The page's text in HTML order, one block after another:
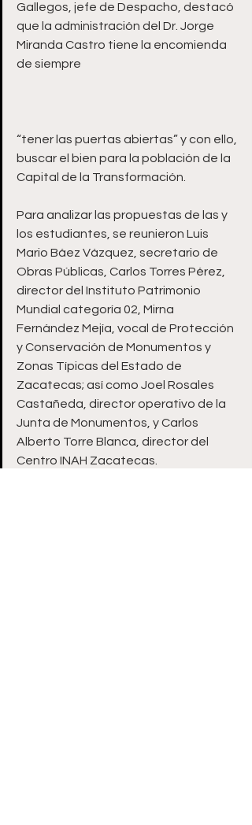
Gallegos, jefe de Despacho, destacó
que la administración del Dr. Jorge
Miranda Castro tiene la encomienda
de siempre
“tener las puertas abiertas” y con ello,
buscar el bien para la población de la
Capital de la Transformación.
Para analizar las propuestas de las y
los estudiantes, se reunieron Luis
Mario Báez Vázquez, secretario de
Obras Públicas, Carlos Torres Pérez,
director del Instituto Patrimonio
Mundial categoría 02, Mirna
Fernández Mejía, vocal de Protección
y Conservación de Monumentos y
Zonas Típicas del Estado de
Zacatecas; así como Joel Rosales
Castañeda, director operativo de la
Junta de Monumentos, y Carlos
Alberto Torre Blanca, director del
Centro INAH Zacatecas.